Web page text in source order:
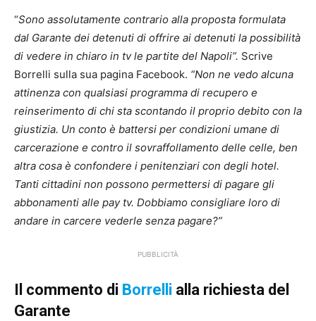
“Sono assolutamente contrario alla proposta formulata
dal Garante dei detenuti di offrire ai detenuti la possibilità
di vedere in chiaro in tv le partite del Napoli”. Scrive
Borrelli sulla sua pagina Facebook. “Non ne vedo alcuna
attinenza con qualsiasi programma di recupero e
reinserimento di chi sta scontando il proprio debito con la
giustizia. Un conto è battersi per condizioni umane di
carcerazione e contro il sovraffollamento delle celle, ben
altra cosa è confondere i penitenziari con degli hotel.
Tanti cittadini non possono permettersi di pagare gli
abbonamenti alle pay tv. Dobbiamo consigliare loro di
andare in carcere vederle senza pagare?”
PUBBLICITÀ
Il commento di Borrelli alla richiesta del
Garante